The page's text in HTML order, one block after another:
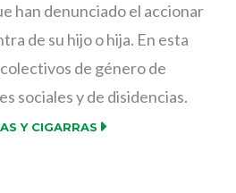
han denunciado el accionar
de su hijo o hija. En esta
de género de
sociales y de disidencias.
Y CIGARRAS